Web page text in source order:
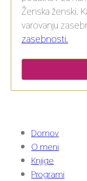
Ženska ženski.
varovanju
zasebnosti.
Domov
O meni
Knjige
Programi